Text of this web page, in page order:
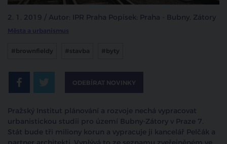
2. 1. 2019 / Autor: IPR Praha Popisek: Praha - Bubny, Zátory
Města a urbanismus
#brownfieldy #stavba #byty
ODEBÍRAT NOVINKY
Pražský Institut plánování a rozvoje nechá vypracovat
urbanistickou studii pro území Bubny-Zátory v Praze 7.
Stát bude tři miliony korun a vypracuje ji kancelář Pelčák a